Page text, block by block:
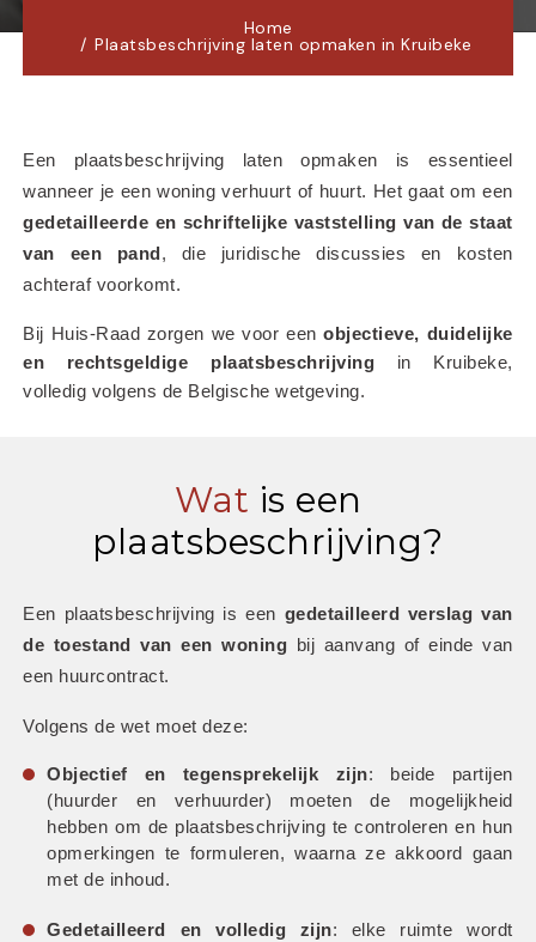
Home
Plaatsbeschrijving laten opmaken in Kruibeke
Een plaatsbeschrijving laten opmaken is essentieel
gedetailleerde en schriftelijke vaststelling van de staat
van een pand , die juridische discussies en kosten
achteraf voorkomt.
Bij Huis-Raad zorgen we voor een objectieve, duidelijke
en rechtsgeldige plaatsbeschrijving in Kruibeke,
volledig volgens de Belgische wetgeving.
Wat is een
plaatsbeschrijving?
Een plaatsbeschrijving is een gedetailleerd verslag van
de toestand van een woning bij aanvang of einde van
een huurcontract.
Volgens de wet moet deze:
Objectief en tegensprekelijk zijn: beide partijen
(huurder en verhuurder) moeten de mogelijkheid
hebben om de plaatsbeschrijving te controleren en hun
opmerkingen te formuleren, waarna ze akkoord gaan
met de inhoud.
Gedetailleerd en volledig zijn: elke ruimte wordt